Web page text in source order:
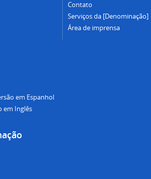
Contato
Serviços da [Denominação]
Área de imprensa
em Espanhol
em Inglês